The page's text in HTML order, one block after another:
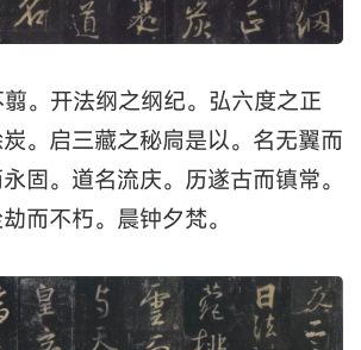
翦。开法纲之纲纪。弘六度之正
。启三藏之秘扃是以。名无翼而
固。道名流庆。历遂古而镇常。
而不朽。晨钟夕梵。